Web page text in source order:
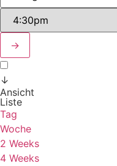
→
↓
Ansicht
Liste
Tag
Woche
2 Weeks
4 Weeks